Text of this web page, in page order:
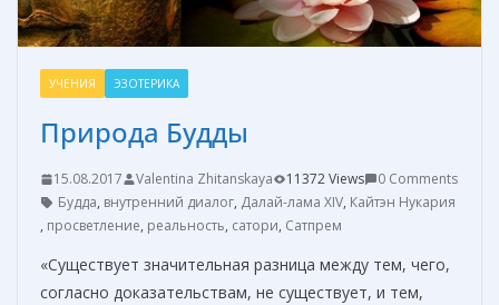
УЧЕНИЯ ЭЗОТЕРИКА
Природа Будды
15.08.2017 Valentina Zhitanskaya 11372 Views
0 Comments
Будда, внутренний диалог, Далай-лама XIV, Кайтэн Нукария
, просветление, реальность, сатори, Сатпрем
«Существует значительная разница между тем, чего,
согласно доказательствам, не существует, и тем,